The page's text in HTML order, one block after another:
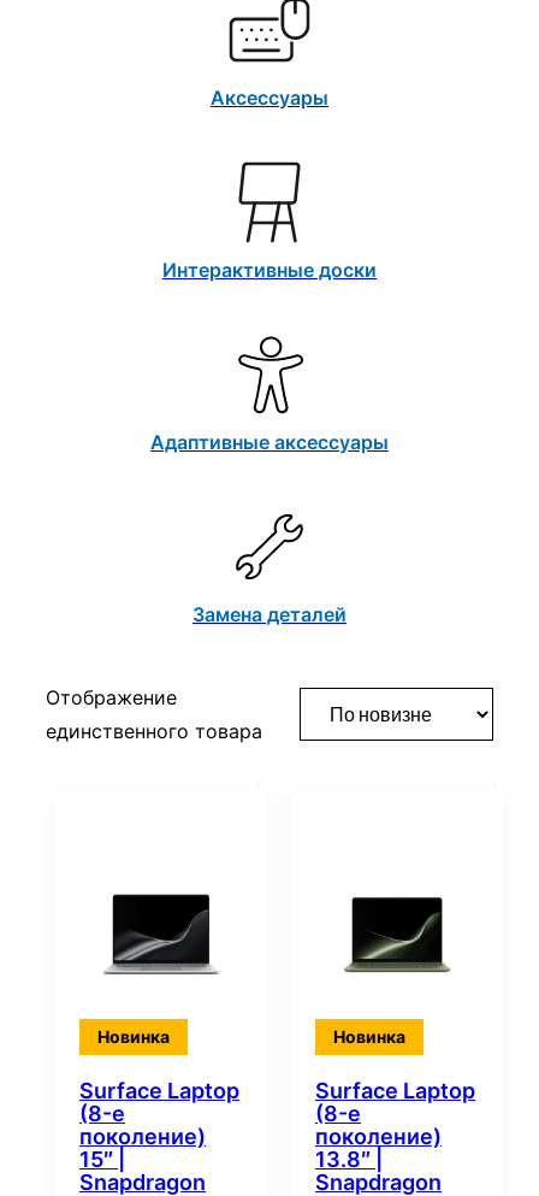
Аксессуары
Интерактивные доски
Адаптивные аксессуары
Замена деталей
Отображение
единственного товара
Новинка
Surface Laptop
(8-е
поколение)
15″ |
Snapdragon
Новинка
Surface Laptop
(8-е
поколение)
13.8″ |
Snapdragon